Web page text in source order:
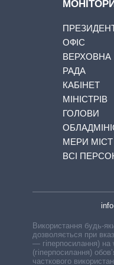
ПРЕЗИДЕНТ
ОФІС
ВЕРХОВНА
РАДА
КАБІНЕТ
МІНІСТРІВ
ГОЛОВИ
МЕРИ МІСТ
ВСІ
Використання будь-
дозволяється при
— гіперпосилання)
(гіперпосилання)
часткового